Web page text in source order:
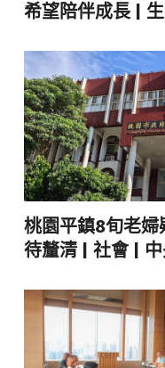
希望陪伴成長 |
桃園平鎮8旬老
待釐清 | 社會 | 中